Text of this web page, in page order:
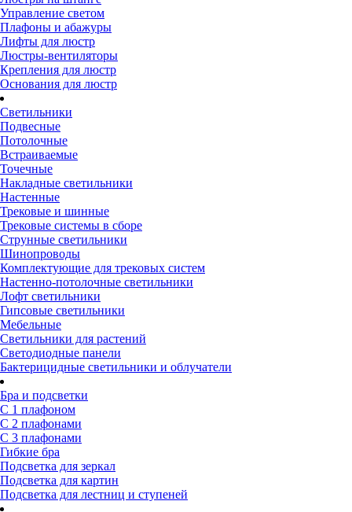
Управление светом
Плафоны и абажуры
Лифты для люстр
Люстры-вентиляторы
Крепления для люстр
Основания для люстр
Светильники
Подвесные
Потолочные
Встраиваемые
Точечные
Накладные светильники
Настенные
Трековые и шинные
Трековые системы в сборе
Струнные светильники
Шинопроводы
Комплектующие для трековых систем
Настенно-потолочные светильники
Лофт светильники
Гипсовые светильники
Мебельные
Светильники для растений
Светодиодные панели
Бактерицидные светильники и облучатели
Бра и подсветки
С 1 плафоном
С 2 плафонами
С 3 плафонами
Гибкие бра
Подсветка для зеркал
Подсветка для картин
Подсветка для лестниц и ступеней